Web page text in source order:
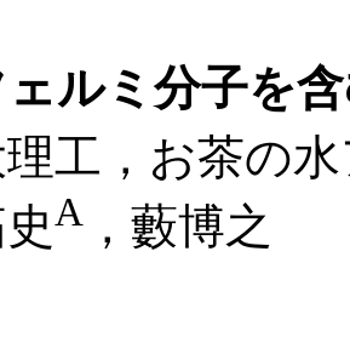
ルミ分子を
工，お茶の
A ，藪博之